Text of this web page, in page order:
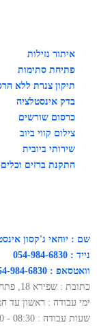
איתור נזילות
פתיחת סתימות
תיקון צנרת ללא
בדק אינסטלציה
כרסום שורשים
צילום קווי ביוב
שירותי ביובית
התקנת ברזים
שם : יוחאי ג'קסון
נייד : 054-984-6830
וואטסאפ : 054-984-6830
כתובת : שפירא 18, פתח תקווה
ימי עבודה : ראשון עד
שעות עבודה : 08:30 - 19:00